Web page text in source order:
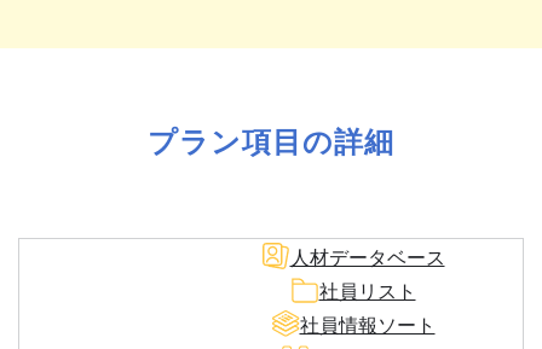
プラン項目の詳細
人材データベース
社員リスト
社員情報ソート